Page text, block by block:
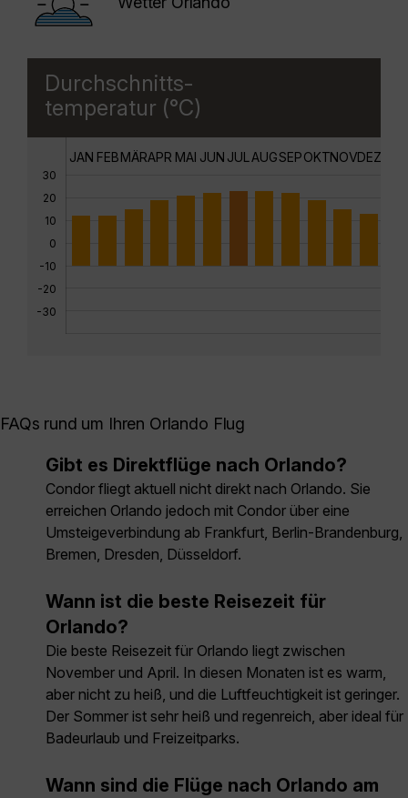
Durchschnitts-
temperatur (°C)
30
20
10
0
-10
-20
-30
JAN FEBMÄRAPR MAI JUN JUL AUGSEPOKTNOVDEZ
FAQs rund um Ihren Orlando Flug
Gibt es Direktflüge nach Orlando?
Condor fliegt aktuell nicht direkt nach Orlando. Sie
erreichen Orlando jedoch mit Condor über eine
Umsteigeverbindung ab Frankfurt, Berlin-Brandenburg,
Bremen, Dresden, Düsseldorf.
Wann ist die beste Reisezeit für
Orlando?
Die beste Reisezeit für Orlando liegt zwischen
November und April. In diesen Monaten ist es warm,
aber nicht zu heiß, und die Luftfeuchtigkeit ist geringer.
Der Sommer ist sehr heiß und regenreich, aber ideal für
Badeurlaub und Freizeitparks.
Wann sind die Flüge nach Orlando am